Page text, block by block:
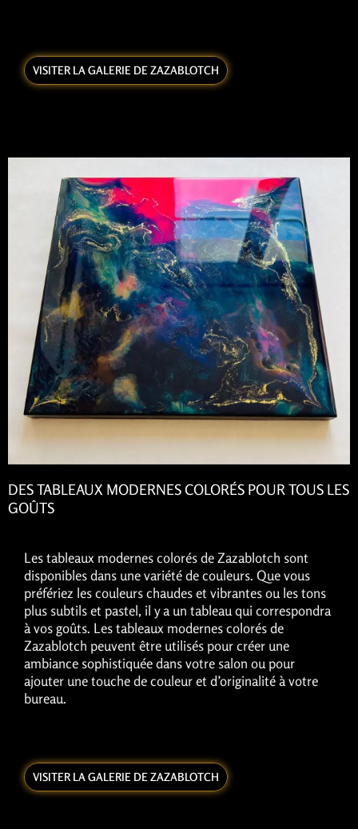
VISITER LA GALERIE DE ZAZABLOTCH
DES TABLEAUX MODERNES COLORÉS POUR TOUS LES
GOÛTS
Les tableaux modernes colorés de Zazablotch sont
disponibles dans une variété de couleurs. Que vous
préfériez les couleurs chaudes et vibrantes ou les tons
plus subtils et pastel, il y a un tableau qui correspondra
à vos goûts. Les tableaux modernes colorés de
Zazablotch peuvent être utilisés pour créer une
ambiance sophistiquée dans votre salon ou pour
ajouter une touche de couleur et d’originalité à votre
bureau.
VISITER LA GALERIE DE ZAZABLOTCH